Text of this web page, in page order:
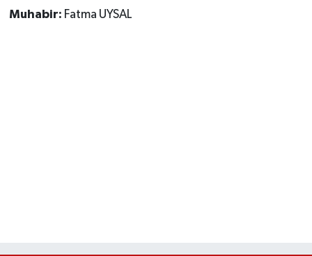
Muhabir: Fatma UYSAL